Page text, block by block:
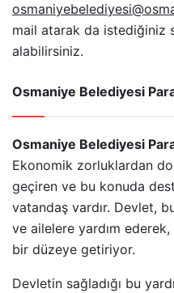
mail atarak da istediğiniz
alabilirsiniz.
Osmaniye Belediyesi
Osmaniye Belediyesi
Ekonomik zorluklardan
geçiren ve bu konuda
vatandaş vardır. Devlet,
ve ailelere yardım
bir düzeye getiriyor.
Devletin sağladığı bu